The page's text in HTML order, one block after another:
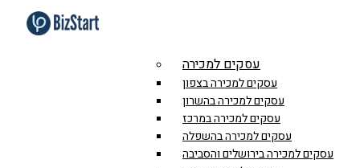
עסקים למכירה
עסקים למכירה בצפון
עסקים למכירה בהשרון
עסקים למכירה במרכז
עסקים למכירה בהשפלה
עסקים למכירה בירושלים והסביבה